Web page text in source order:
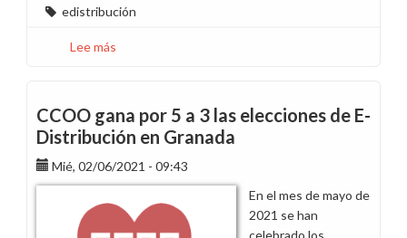
edistribución
Lee más
Distribución
que
cumpla
con
lo
acordado
CCOO gana por 5 a 3 las elecciones de E-
Distribución en Granada
Mié, 02/06/2021 - 09:43
En el mes de mayo de
2021 se han
celebrado los